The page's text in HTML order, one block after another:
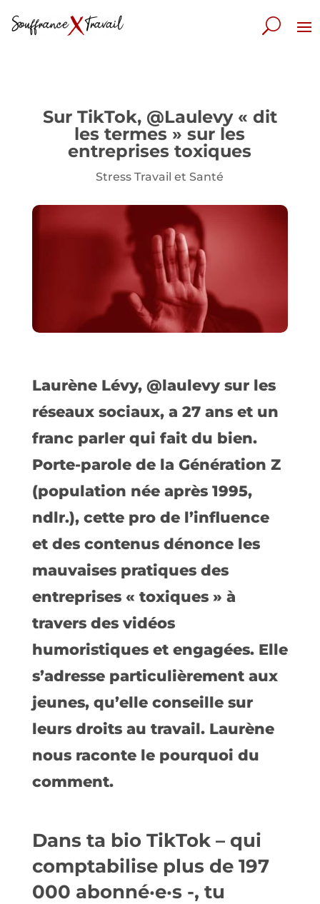
Sur TikTok, @Laulevy « dit
les termes » sur les
entreprises toxiques
Stress Travail et Santé
Laurène Lévy, @laulevy sur les
réseaux sociaux, a 27 ans et un
franc parler qui fait du bien.
Porte-parole de la Génération Z
(population née après 1995,
ndlr.), cette pro de l’influence
et des contenus dénonce les
mauvaises pratiques des
entreprises « toxiques » à
travers des vidéos
humoristiques et engagées. Elle
s’adresse particulièrement aux
jeunes, qu’elle conseille sur
leurs droits au travail. Laurène
nous raconte le pourquoi du
comment.
Dans ta bio TikTok – qui
comptabilise plus de 197
000 abonné·e·s -, tu